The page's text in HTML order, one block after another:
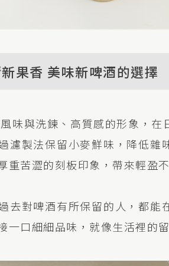
果香 美味新啤酒的選擇
味與洗鍊、高質感的形象，
濾製法保留小麥鮮味，降低雜
重苦澀的刻板印象，帶來輕盈
去對啤酒有所保留的人，都能
一口細細品味，就像生活裡的